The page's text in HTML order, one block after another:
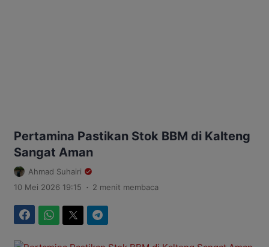
Pertamina Pastikan Stok BBM di Kalteng
Sangat Aman
Ahmad Suhairi
10 Mei 2026 19:15 . 2 menit membaca